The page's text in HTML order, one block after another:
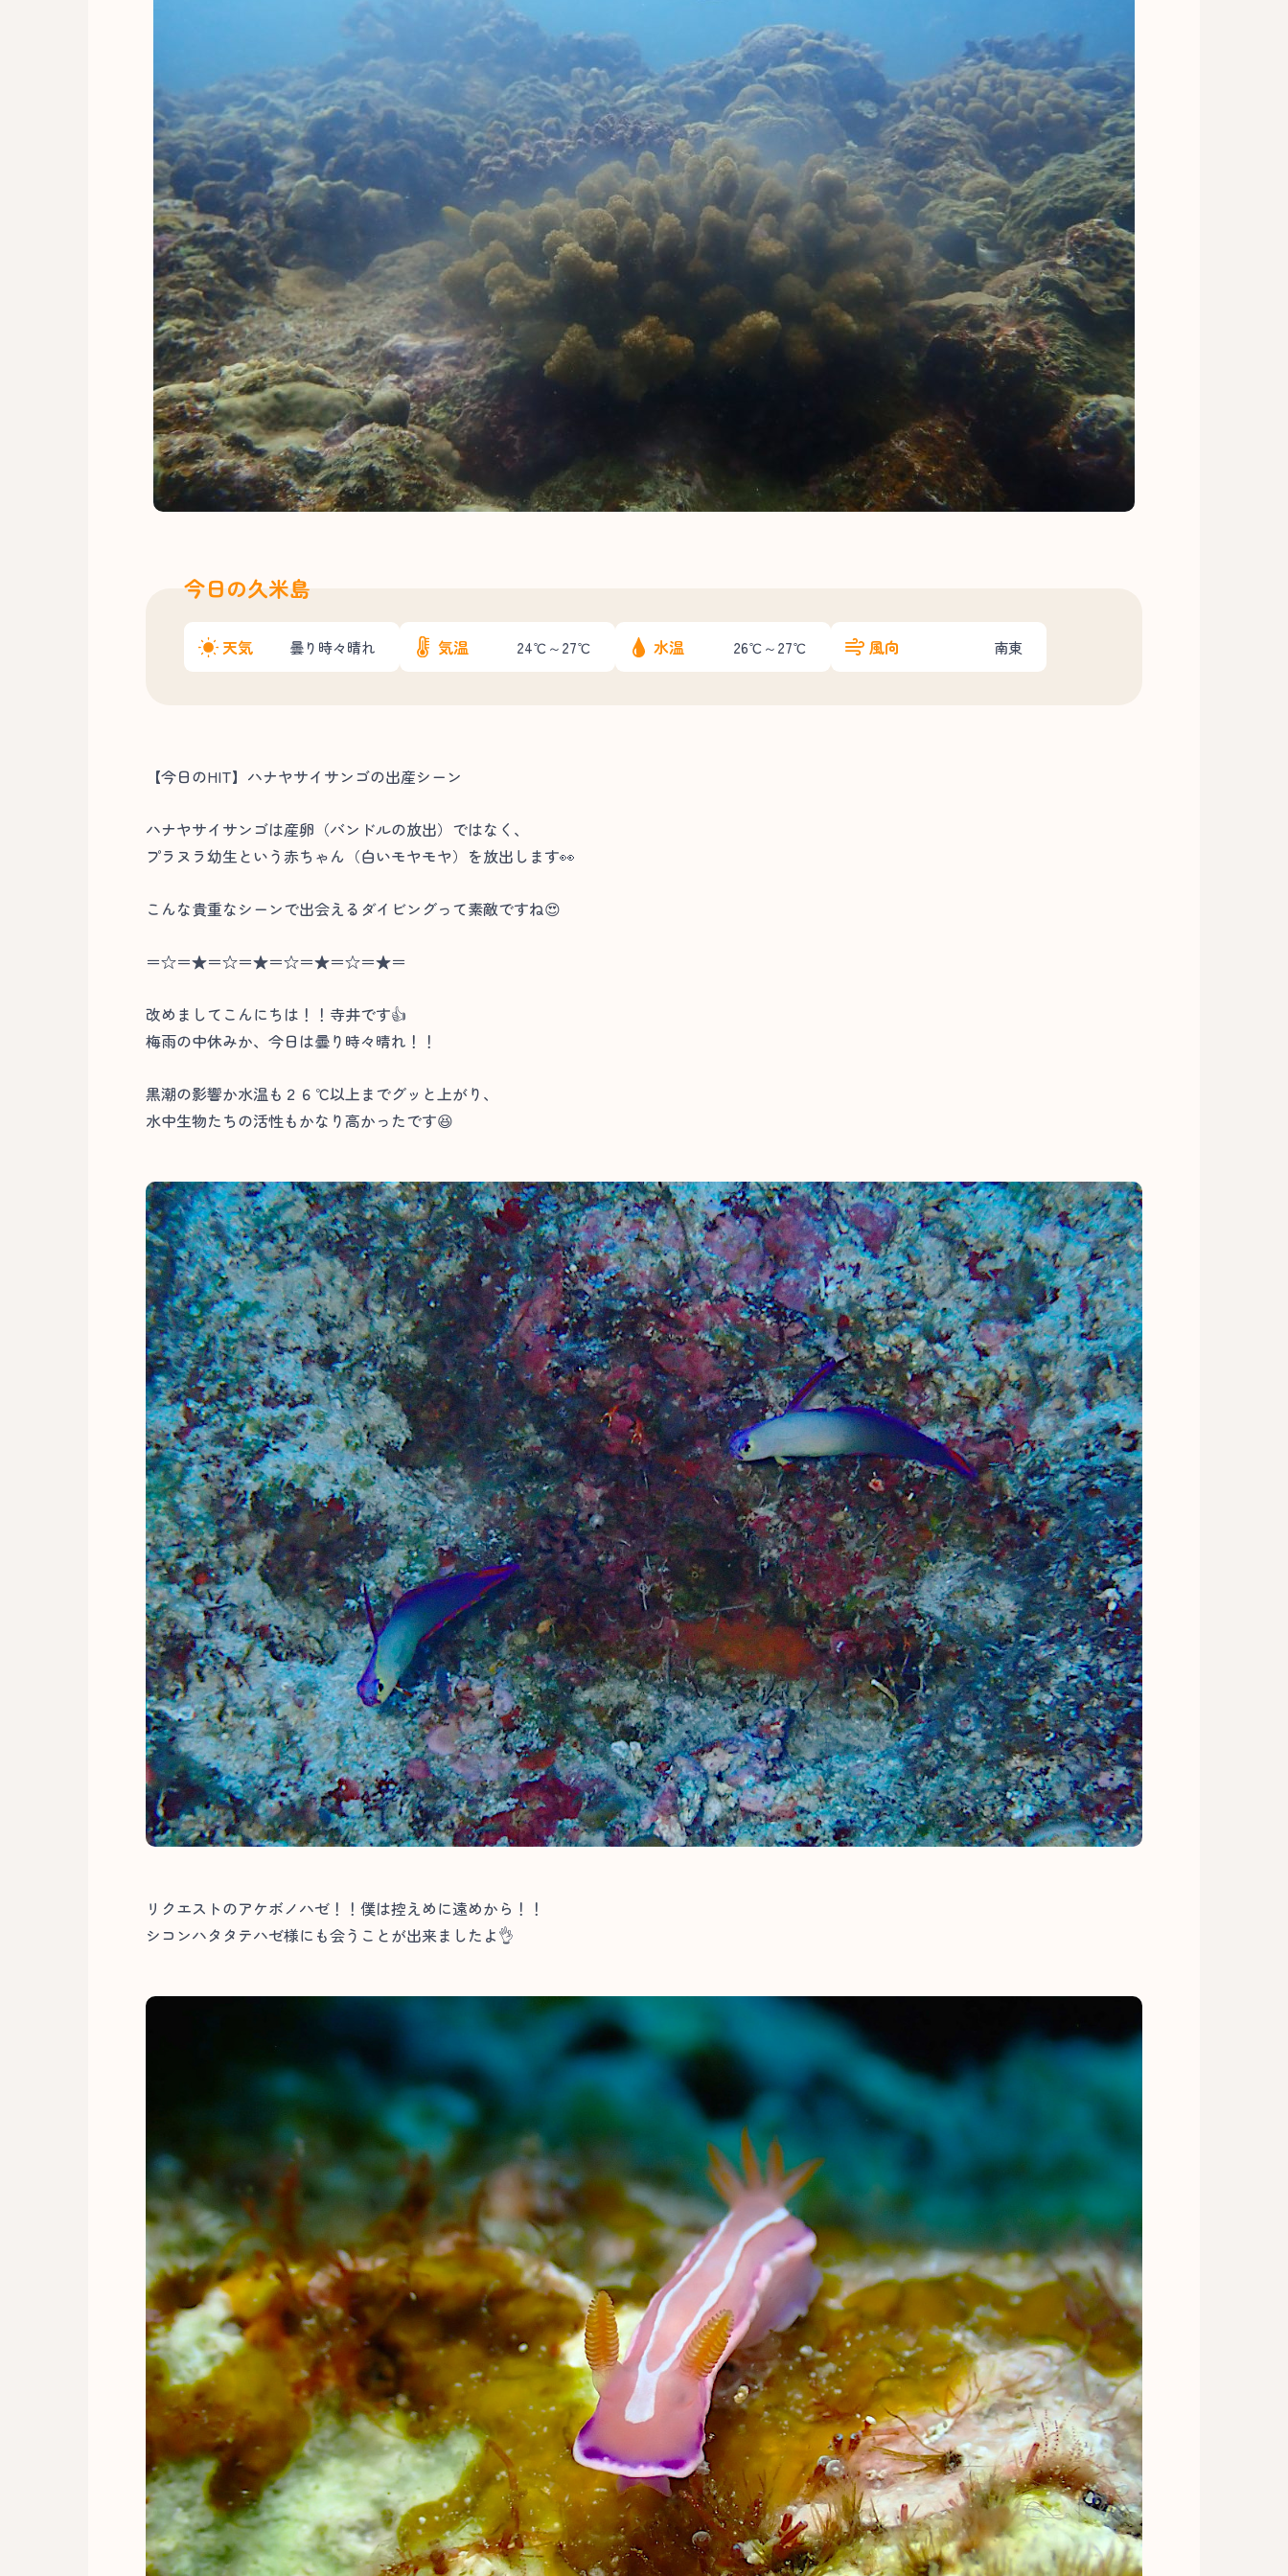
今日の久米島
天気 曇り時々晴れ 気温 24℃～27℃ 水温 26℃～27℃ 風向 南東
【今日のHIT】ハナヤサイサンゴの出産シーン
ハナヤサイサンゴは産卵（バンドルの放出）ではなく、
プラヌラ幼生という赤ちゃん（白いモヤモヤ）を放出します👀
こんな貴重なシーンで出会えるダイビングって素敵ですね😍
＝☆＝★＝☆＝★＝☆＝★＝☆＝★＝
改めましてこんにちは！！寺井です👍
梅雨の中休みか、今日は曇り時々晴れ！！
黒潮の影響か水温も２６℃以上までグッと上がり、
水中生物たちの活性もかなり高かったです😆
リクエストのアケボノハゼ！！僕は控えめに遠めから！！
シコンハタタテハゼ様にも会うことが出来ましたよ👌